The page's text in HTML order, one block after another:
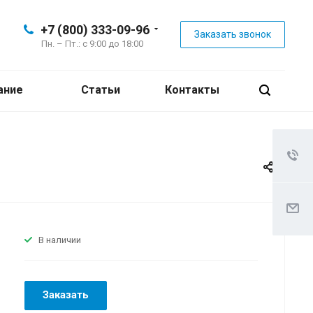
+7 (800) 333-09-96
Пн. – Пт.: с 9:00 до 18:00
Заказать звонок
Статьи Контакты
В наличии
Заказать